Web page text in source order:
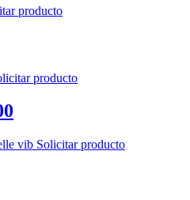
producto
producto
Solicitar producto